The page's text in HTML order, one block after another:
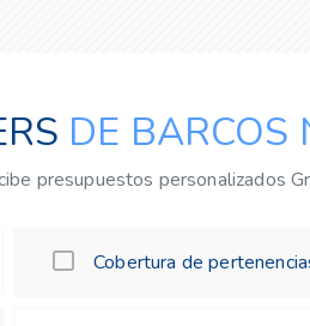
DE BARCOS
presupuestos personalizados
Cobertura de